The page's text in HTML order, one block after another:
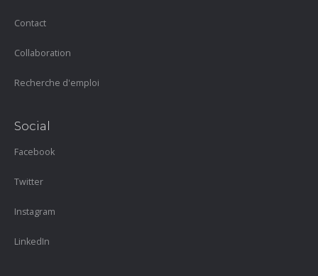
Contact
Collaboration
Recherche d'emploi
Social
Facebook
Twitter
Instagram
LinkedIn